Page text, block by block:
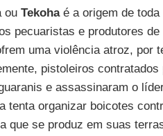
ouTekohaé a origem de toda
pecuaristas e produtores
uma violência atroz, por
pistoleiros contratados
e assassinaram o
tenta organizar boicotes
que se produz em suas